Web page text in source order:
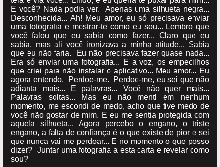
E você? Nada podia ver. Apenas uma silhueta negra...
Desconhecida... Ah! Meu amor, eu só precisava enviar
uma fotografia e mostrar-te como eu sou... Lembro que
você falou que eu sabia como fazer... Claro que eu
sabia, mas ali você ironizava a minha atitude... Sabia
que eu não faria. Eu não precisava fazer quase nada...
Era só enviar uma fotografia... E a voz, os empecilhos
que criei para não instalar o aplicativo... Meu amor... Eu
agora entendo. Perdoe-me. Perdoe-me, eu sei que não
adianta mais... E palavras... Você não quer mais...
Palavras soltas... Mas eu não menti em nenhum
momento, me escondi de medo, acho que tive medo de
você não gostar de mim. E eu me sentia protegida com
aquela silhueta... Agora percebo o engano, o triste
engano, a falta de confiança é o que existe de pior e sei
que nunca vai me perdoar... E no momento o que posso
dizer? Juntar uma fotografia a esta carta e revelar como
sou?